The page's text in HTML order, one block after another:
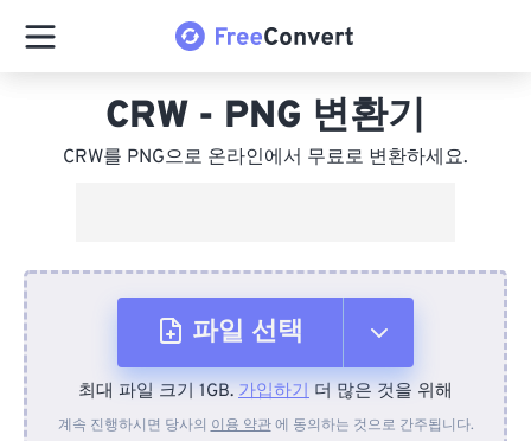
CRW - PNG 변환기
CRW를 PNG으로 온라인에서 무료로 변환하세요.
파일 선택
장치에서
최대 파일 크기 1GB. 가입하기 더 많은 것을 위해
계속 진행하시면 당사의 이용 약관에 동의하는 것으로 간주됩니다.